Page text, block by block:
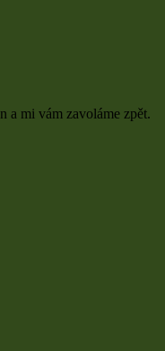
a mi vám zavoláme zpět.